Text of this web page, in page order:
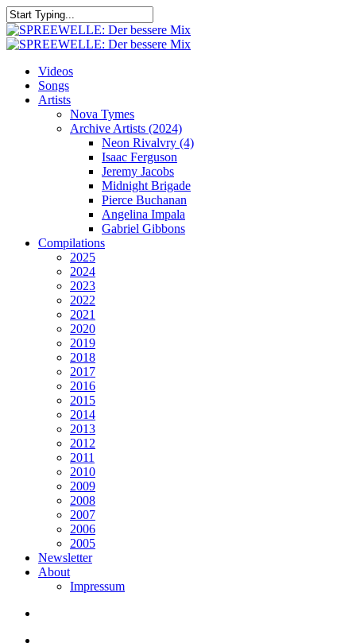
Skip
to
main
Close
Search
search
Menu
Videos
Songs
Artists
Nova Tymes
Archive Artists (2024)
Neon Rivalvry (4)
Isaac Ferguson
Jeremy Jacobs
Midnight Brigade
Pierce Buchanan
Angelina Impala
Gabriel Gibbons
Compilations
2025
2024
2023
2022
2021
2020
2019
2018
2017
2016
2015
2014
2013
2012
2011
2010
2009
2008
2007
2006
2005
Newsletter
About
Impressum